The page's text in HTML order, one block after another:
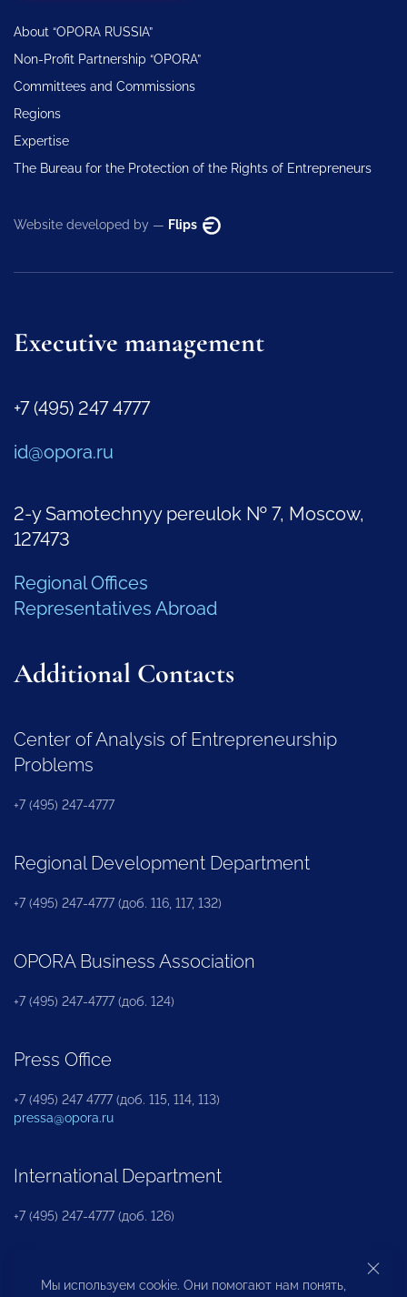
About “OPORA RUSSIA”
Non-Profit Partnership “OPORA”
Committees and Commissions
Regions
Expertise
The Bureau for the Protection of the Rights of Entrepreneurs
Website developed by — Flips
Executive management
+7 (495) 247 4777
id@opora.ru
2-y Samotechnyy pereulok № 7, Moscow,
127473
Regional Offices
Representatives Abroad
Additional Contacts
Center of Analysis of Entrepreneurship
Problems
+7 (495) 247-4777
Regional Development Department
+7 (495) 247-4777 (доб. 116, 117, 132)
OPORA Business Association
+7 (495) 247-4777 (доб. 124)
Press Office
+7 (495) 247 4777 (доб. 115, 114, 113)
pressa@opora.ru
International Department
+7 (495) 247-4777 (доб. 126)
Business and Investment Rights Protection
Мы используем cookie. Они помогают нам понять,